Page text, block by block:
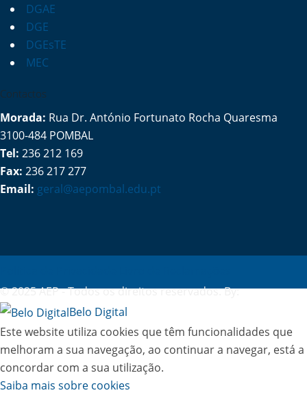
DGAE
DGE
DGEsTE
MEC
Contactos
Morada: Rua Dr. António Fortunato Rocha Quaresma
3100-484 POMBAL
Tel: 236 212 169
Fax: 236 217 277
Email: geral@aepombal.edu.pt
© 2025 AEP - Todos os direitos reservados. By:
Belo Digital
Este website utiliza cookies que têm funcionalidades que
melhoram a sua navegação, ao continuar a navegar, está a
concordar com a sua utilização.
Saiba mais sobre cookies